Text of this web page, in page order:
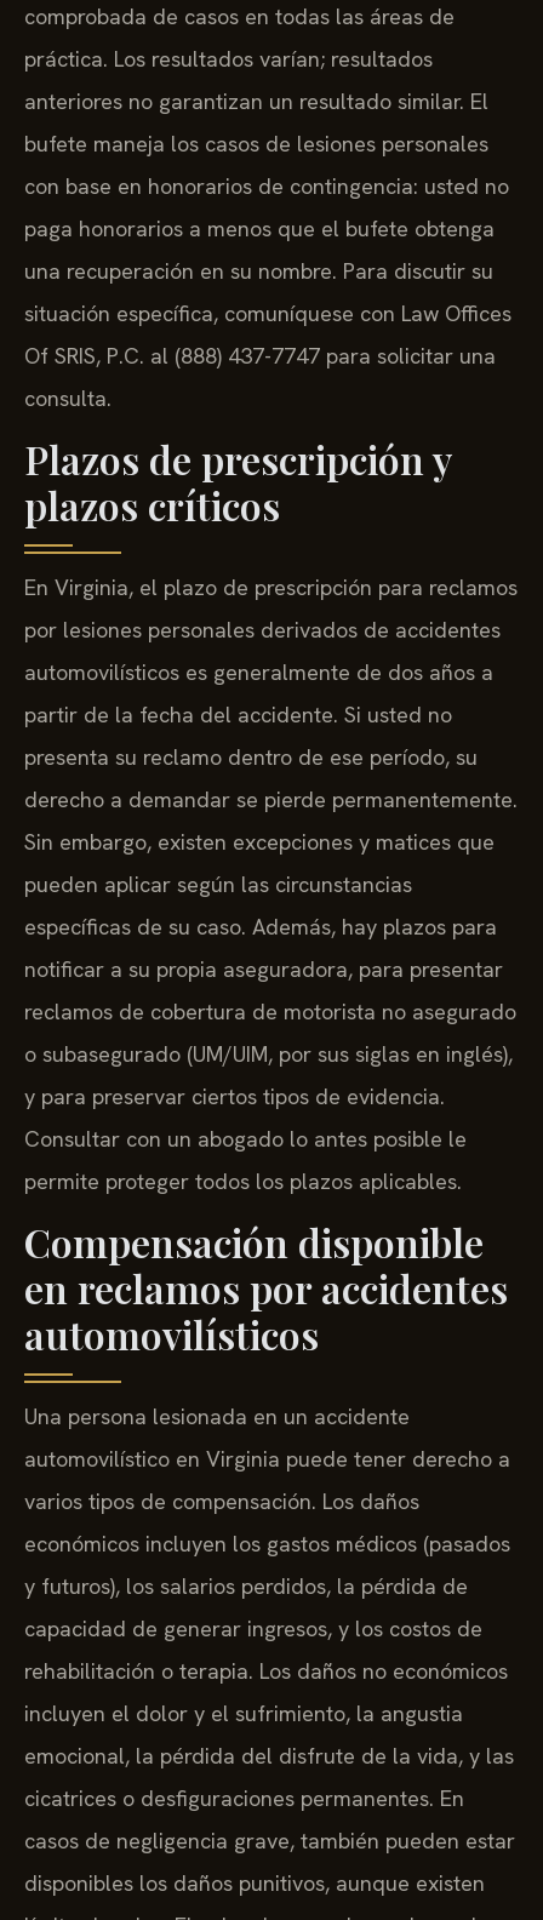
comprobada de casos en todas las áreas de
práctica. Los resultados varían; resultados
anteriores no garantizan un resultado similar. El
bufete maneja los casos de lesiones personales
con base en honorarios de contingencia: usted no
paga honorarios a menos que el bufete obtenga
una recuperación en su nombre. Para discutir su
situación específica, comuníquese con Law Offices
Of SRIS, P.C. al (888) 437-7747 para solicitar una
consulta.
Plazos de prescripción y
plazos críticos
En Virginia, el plazo de prescripción para reclamos
por lesiones personales derivados de accidentes
automovilísticos es generalmente de dos años a
partir de la fecha del accidente. Si usted no
presenta su reclamo dentro de ese período, su
derecho a demandar se pierde permanentemente.
Sin embargo, existen excepciones y matices que
pueden aplicar según las circunstancias
específicas de su caso. Además, hay plazos para
notificar a su propia aseguradora, para presentar
reclamos de cobertura de motorista no asegurado
o subasegurado (UM/UIM, por sus siglas en inglés),
y para preservar ciertos tipos de evidencia.
Consultar con un abogado lo antes posible le
permite proteger todos los plazos aplicables.
Compensación disponible
en reclamos por accidentes
automovilísticos
Una persona lesionada en un accidente
automovilístico en Virginia puede tener derecho a
varios tipos de compensación. Los daños
económicos incluyen los gastos médicos (pasados
y futuros), los salarios perdidos, la pérdida de
capacidad de generar ingresos, y los costos de
rehabilitación o terapia. Los daños no económicos
incluyen el dolor y el sufrimiento, la angustia
emocional, la pérdida del disfrute de la vida, y las
cicatrices o desfiguraciones permanentes. En
casos de negligencia grave, también pueden estar
disponibles los daños punitivos, aunque existen